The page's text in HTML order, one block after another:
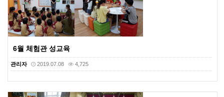
6월 체험관 성교육
관리자 2019.07.08 4,725